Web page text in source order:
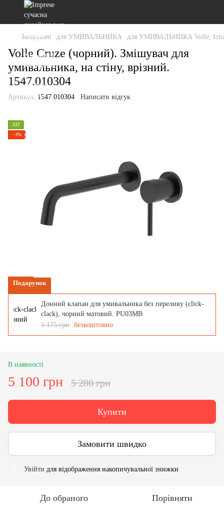
Змішувачі для УМИВАЛЬНИКА для УМИВАЛЬНИКА Volle,
Volle Cruze (чорний). Змішувач для
умивальника, на стіну, врізний.
1547.010304
Артикул: 1547.010304 Написати відгук
ХІТ
−3%
Подарунок
Донний клапан для умивальника без переливу (click-
clack), чорний матовий. PU03MB
1 175 грн
безкоштовно
В наявності
5 100 грн 5 280 грн
Купити
Замовити швидко
Увійти для відображення накопичувальної знижки
До обраного Порівняти